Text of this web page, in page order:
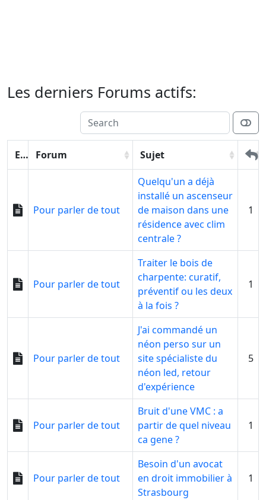
Les derniers Forums actifs:
Etat Forum Sujet
Pour parler de tout
Quelqu'un a déjà
installé un ascenseur
de maison dans une
résidence avec clim
centrale ?
1
Pour parler de tout
Traiter le bois de
charpente: curatif,
préventif ou les deux
à la fois ?
1
Pour parler de tout
J'ai commandé un
néon perso sur un
site spécialiste du
néon led, retour
d'expérience
5
Pour parler de tout
Bruit d'une VMC : a
partir de quel niveau
ca gene ?
1
Pour parler de tout
Besoin d'un avocat
en droit immobilier à
Strasbourg
1